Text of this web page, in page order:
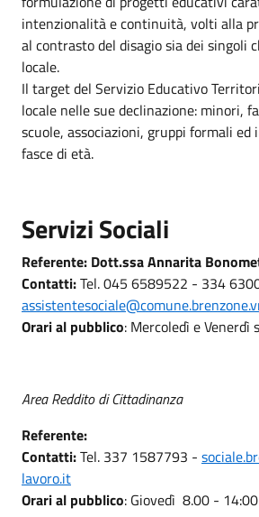
intenzionalità e continuità, volti alla
al contrasto del disagio sia dei singoli
locale.
Il target del Servizio Educativo
locale nelle sue declinazione: minori,
scuole, associazioni, gruppi formali
fasce di età.
Servizi Sociali
Referente: Dott.ssa Annarita
Contatti:Tel. 045 6589522 - 334
Orari al pubblico: Mercoledì e
Area Reddito di Cittadinanza
Referente:
Contatti:Tel. 337 1587793 -
lavoro.it
Orari al pubblico: Giovedì 8.00 -